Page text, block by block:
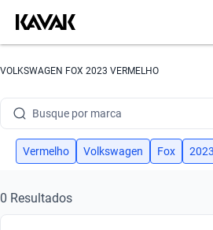
VOLKSWAGEN FOX 2023 VERMELHO
Busque por marca
Busque por modelo
Busque por ano
Vermelho Volkswagen Fox 2023
0 Resultados